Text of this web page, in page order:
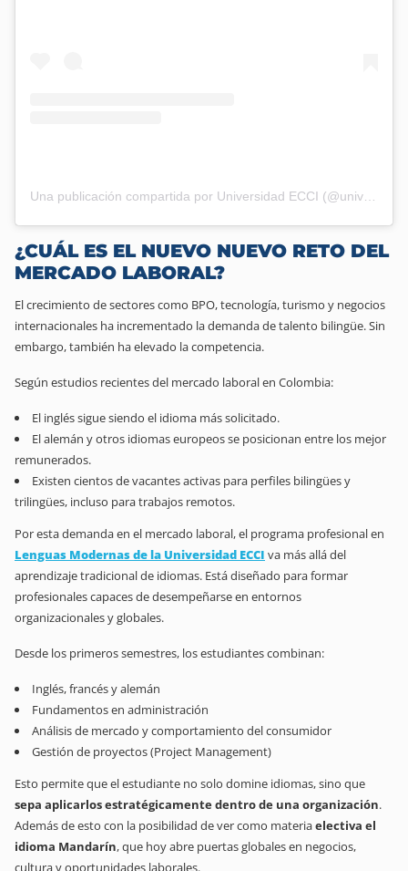
¿CUÁL ES EL NUEVO NUEVO RETO DEL
MERCADO LABORAL?
El crecimiento de sectores como BPO, tecnología, turismo y negocios
internacionales ha incrementado la demanda de talento bilingüe. Sin
embargo, también ha elevado la competencia.
Según estudios recientes del mercado laboral en Colombia:
El inglés sigue siendo el idioma más solicitado.
El alemán y otros idiomas europeos se posicionan entre los mejor
remunerados.
Existen cientos de vacantes activas para perfiles bilingües y
trilingües, incluso para trabajos remotos.
Por esta demanda en el mercado laboral, el programa profesional en
Lenguas Modernas de la Universidad ECCI va más allá del
aprendizaje tradicional de idiomas. Está diseñado para formar
profesionales capaces de desempeñarse en entornos
organizacionales y globales.
Desde los primeros semestres, los estudiantes combinan:
Inglés, francés y alemán
Fundamentos en administración
Análisis de mercado y comportamiento del consumidor
Gestión de proyectos (Project Management)
Esto permite que el estudiante no solo domine idiomas, sino que
sepa aplicarlos estratégicamente dentro de una organización.
Además de esto con la posibilidad de ver como materiaelectiva el
idioma Mandarín, que hoy abre puertas globales en negocios,
cultura y oportunidades laborales.